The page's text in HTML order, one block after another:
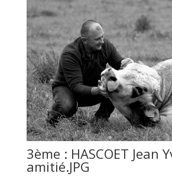
3ème : HASCOET Jean
amitié.JPG